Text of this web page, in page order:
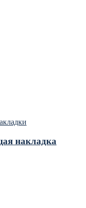
накладка